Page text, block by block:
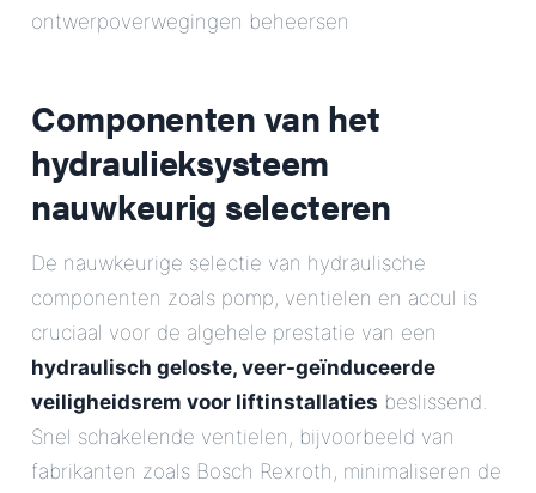
ontwerpoverwegingen beheersen
Componenten van het
hydraulieksysteem
nauwkeurig selecteren
De nauwkeurige selectie van hydraulische
componenten zoals pomp, ventielen en accul is
cruciaal voor de algehele prestatie van een
hydraulisch geloste, veer-geïnduceerde
veiligheidsrem voor liftinstallaties beslissend.
Snel schakelende ventielen, bijvoorbeeld van
fabrikanten zoals Bosch Rexroth, minimaliseren de